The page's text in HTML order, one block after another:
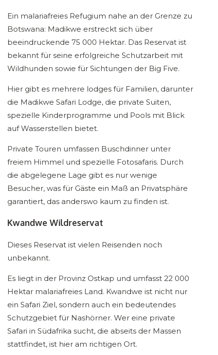
Ein malariafreies Refugium nahe an der Grenze zu
Botswana: Madikwe erstreckt sich über
beeindruckende 75 000 Hektar. Das Reservat ist
bekannt für seine erfolgreiche Schutzarbeit mit
Wildhunden sowie für Sichtungen der Big Five.
Hier gibt es mehrere lodges für Familien, darunter
die Madikwe Safari Lodge, die private Suiten,
spezielle Kinderprogramme und Pools mit Blick
auf Wasserstellen bietet.
Private Touren umfassen Buschdinner unter
freiem Himmel und spezielle Fotosafaris. Durch
die abgelegene Lage gibt es nur wenige
Besucher, was für Gäste ein Maß an Privatsphäre
garantiert, das anderswo kaum zu finden ist.
Kwandwe Wildreservat
Dieses Reservat ist vielen Reisenden noch
unbekannt.
Es liegt in der Provinz Ostkap und umfasst 22 000
Hektar malariafreies Land. Kwandwe ist nicht nur
ein Safari Ziel, sondern auch ein bedeutendes
Schutzgebiet für Nashörner. Wer eine private
Safari in Südafrika sucht, die abseits der Massen
stattfindet, ist hier am richtigen Ort.